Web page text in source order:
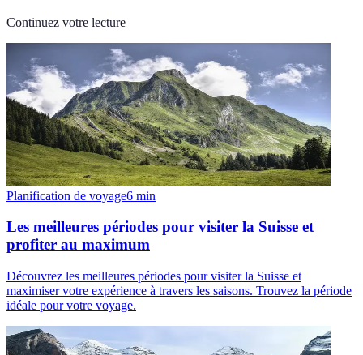
Continuez votre lecture
Planification de voyage6 min
Les meilleures périodes pour visiter la Suisse et
profiter au maximum
Découvrez les meilleures périodes pour visiter la Suisse et
maximiser votre expérience à travers les saisons. Trouvez la période
idéale pour votre voyage.